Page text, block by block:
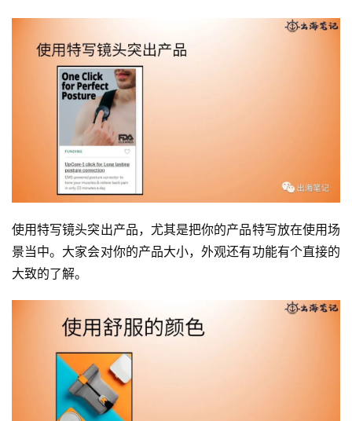
使用特写镜头突出产品，尤其是把你的产品特写放在使用场
景当中。大家会对你的产品大小，外观还有功能有个直接的
大致的了解。